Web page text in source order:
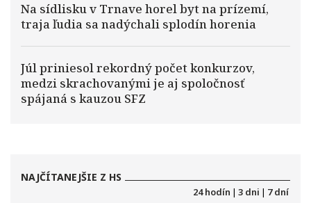
Na sídlisku v Trnave horel byt na prízemí,
traja ľudia sa nadýchali splodín horenia
Júl priniesol rekordný počet konkurzov,
medzi skrachovanými je aj spoločnosť
spájaná s kauzou SFZ
NAJČÍTANEJŠIE Z HS
24 hodín | 3 dni | 7 dní